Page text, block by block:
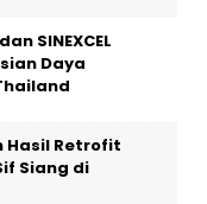
SINEXCEL
Daya
Hasil Retrofit
Siang di